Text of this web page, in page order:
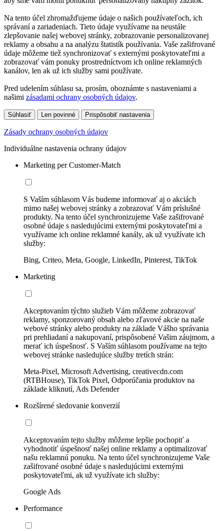
Na tento účel zhromažďujeme údaje o našich používateľoch, ich
správaní a zariadeniach. Tieto údaje využívame na neustále
zlepšovanie našej webovej stránky, zobrazovanie personalizovanej
reklamy a obsahu a na analýzu štatistík používania. Vaše zašifrované
údaje môžeme tiež synchronizovať s externými poskytovateľmi a
zobrazovať vám ponuky prostredníctvom ich online reklamných
kanálov, len ak už ich služby sami používate.
Pred udelením súhlasu sa, prosím, oboznámte s nastaveniami a
našimi zásadami ochrany osobných údajov.
Súhlasiť Len povinné Prispôsobiť nastavenia
Zásady ochrany osobných údajov
Individuálne nastavenia ochrany údajov
Marketing per Customer-Match
S Vaším súhlasom Vás budeme informovať aj o akciách
mimo našej webovej stránky a zobrazovať Vám príslušné
produkty. Na tento účel synchronizujeme Vaše zašifrované
osobné údaje s nasledujúcimi externými poskytovateľmi a
využívame ich online reklamné kanály, ak už využívate ich
služby:
Bing, Criteo, Meta, Google, LinkedIn, Pinterest, TikTok
Marketing
Akceptovaním týchto služieb Vám môžeme zobrazovať
reklamy, sponzorovaný obsah alebo zľavové akcie na naše
webové stránky alebo produkty na základe Vášho správania
pri prehliadaní a nakupovaní, prispôsobené Vašim záujmom, a
merať ich úspešnosť. S Vaším súhlasom používame na tejto
webovej stránke nasledujúce služby tretích strán:
Meta-Pixel, Microsoft Advertising, creativecdn.com
(RTBHouse), TikTok Pixel, Odporúčania produktov na
základe kliknutí, Ads Defender
Rozšírené sledovanie konverzií
Akceptovaním tejto služby môžeme lepšie pochopiť a
vyhodnotiť úspešnosť našej online reklamy a optimalizovať
našu reklamnú ponuku. Na tento účel synchronizujeme Vaše
zašifrované osobné údaje s nasledujúcimi externými
poskytovateľmi, ak už využívate ich služby:
Google Ads
Performance